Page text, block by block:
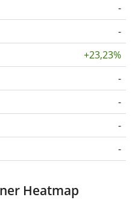
-
-
+23,23%
-
-
-
-
Heatmap